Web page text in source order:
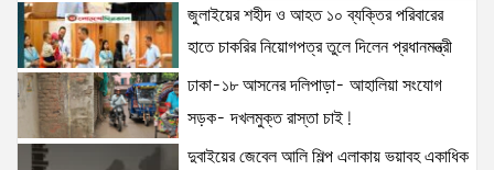
স্বরাষ্ট্রমন্ত্রীর সঙ্গে অস্ট্রেলিয়ার নাগরিকত্ব, কাস্টম ও
বহুসংস্কৃতি বিষয়ক সহকারী মন্ত্রীর সাক্ষাৎ
15 views
দুবাইয়ের জেবেল আলি শিল্প এলাকায় ভয়াবহ একাধিক
জুলাইয়ের শহীদ ও আহত ১০ ব্যক্তির পরিবারের
হাতে চাকরির নিয়োগপত্র তুলে দিলেন প্রধানমন্ত্রী
ঢাকা-১৮ আসনের দলিপাড়া- আহালিয়া সংযোগ
সড়ক- দখলমুক্ত রাস্তা চাই!
দুবাইয়ের জেবেল আলি শিল্প এলাকায় ভয়াবহ একাধিক